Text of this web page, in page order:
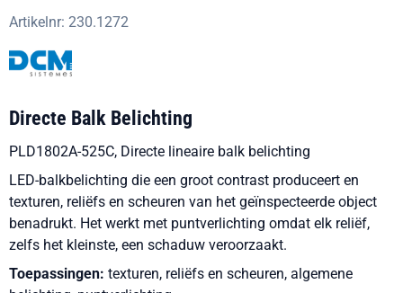
Artikelnr: 230.1272
Directe Balk Belichting
PLD1802A-525C, Directe lineaire balk belichting
LED-balkbelichting die een groot contrast produceert en
texturen, reliëfs en scheuren van het geïnspecteerde object
benadrukt. Het werkt met puntverlichting omdat elk reliëf,
zelfs het kleinste, een schaduw veroorzaakt.
Toepassingen: texturen, reliëfs en scheuren, algemene